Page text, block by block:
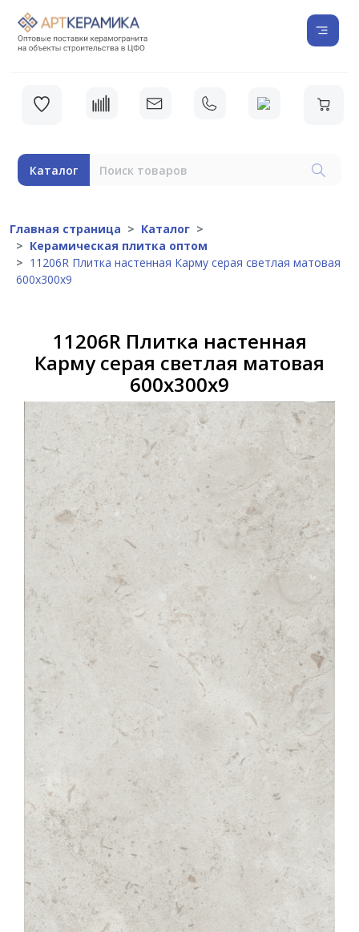
Каталог
Главная страница
Каталог
Керамическая плитка оптом
11206R Плитка настенная Карму серая светлая матовая
600х300х9
11206R Плитка настенная
Карму серая светлая матовая
600х300х9